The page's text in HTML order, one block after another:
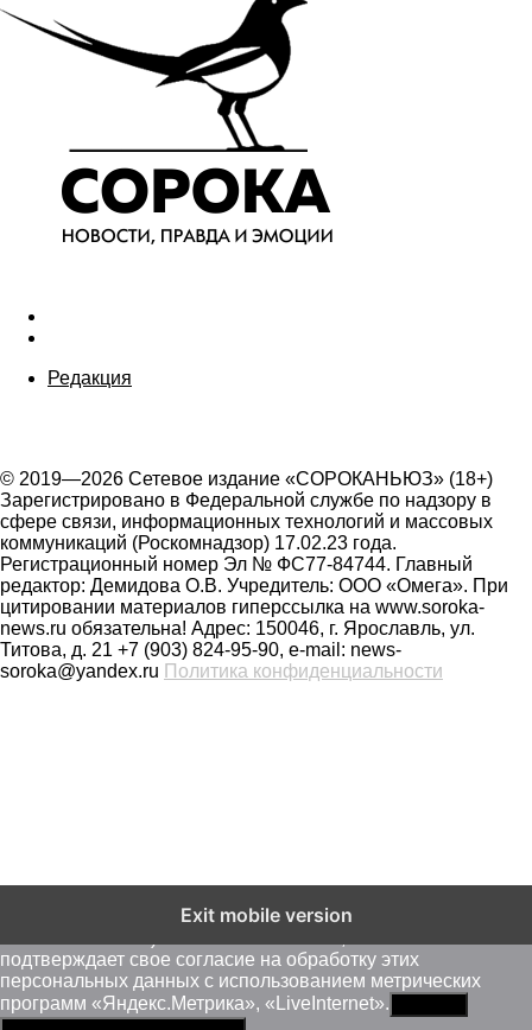
Редакция
© 2019—2026 Сетевое издание «СОРОКАНЬЮЗ» (18+)
Зарегистрировано в Федеральной службе по надзору в
сфере связи, информационных технологий и массовых
коммуникаций (Роскомнадзор) 17.02.23 года.
Регистрационный номер Эл № ФС77-84744. Главный
редактор: Демидова О.В. Учредитель: ООО «Омега». При
цитировании материалов гиперссылка на www.soroka-
news.ru обязательна! Адрес: 150046, г. Ярославль, ул.
Титова, д. 21 +7 (903) 824-95-90, e-mail: news-
soroka@yandex.ru
Политика конфиденциальности
Exit mobile version
пользователей (cookie, данные об IP - адресе и
подтверждает свое согласие на обработку этих
персональных данных c использованием метрических
программ «Яндекс.Метрика», «LiveInternet».